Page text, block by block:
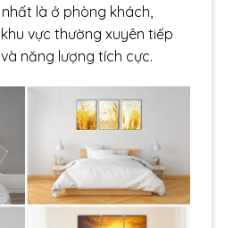
là ở phòng khách,
vực thường xuyên tiếp
năng lượng tích cực.